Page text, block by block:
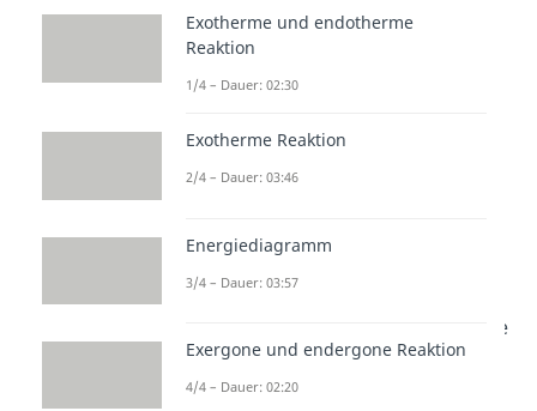
isentrop komprimiertbzw. durch
System Arbeit zugeführt .
Infolge dessen
einer isentropen
Zustandsänderung keine Wärme
zu- oder abgeführt wird, bleibt die
Entropie konstant, während die
Temperatur steigt
Exotherme und endotherme
Reaktion
1/4 – Dauer: 02:30
Exotherme Reaktion
2/4 – Dauer: 03:46
Energiediagramm
3/4 – Dauer: 03:57
Exergone und endergone Reaktion
4/4 – Dauer: 02:20